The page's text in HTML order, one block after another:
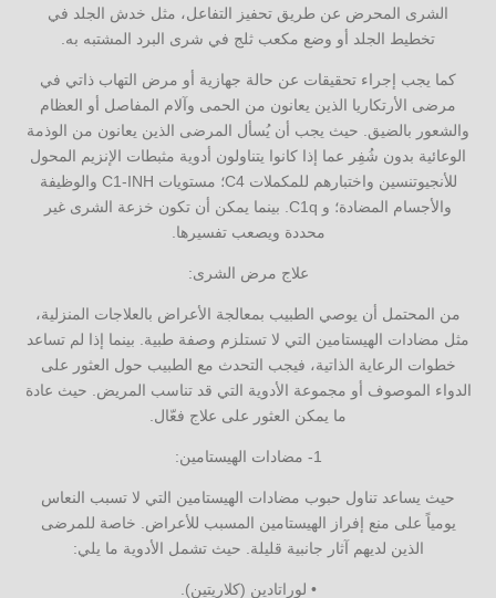
الشرى المحرض عن طريق تحفيز التفاعل، مثل خدش الجلد في
تخطيط الجلد أو وضع مكعب ثلج في شرى البرد المشتبه به.
كما يجب إجراء تحقيقات عن حالة جهازية أو مرض التهاب ذاتي في
مرضى الأرتكاريا الذين يعانون من الحمى وآلام المفاصل أو العظام
والشعور بالضيق. حيث يجب أن يُسأل المرضى الذين يعانون من الوذمة
الوعائية بدون شُفِر عما إذا كانوا يتناولون أدوية مثبطات الإنزيم المحول
للأنجيوتنسين واختبارهم للمكملات C4؛ مستويات C1-INH والوظيفة
والأجسام المضادة؛ و C1q. بينما يمكن أن تكون خزعة الشرى غير
محددة ويصعب تفسيرها.
علاج مرض الشرى:
من المحتمل أن يوصي الطبيب بمعالجة الأعراض بالعلاجات المنزلية،
مثل مضادات الهيستامين التي لا تستلزم وصفة طبية. بينما إذا لم تساعد
خطوات الرعاية الذاتية، فيجب التحدث مع الطبيب حول العثور على
الدواء الموصوف أو مجموعة الأدوية التي قد تناسب المريض. حيث عادة
ما يمكن العثور على علاج فعّال.
1- مضادات الهيستامين:
حيث يساعد تناول حبوب مضادات الهيستامين التي لا تسبب النعاس
يومياً على منع إفراز الهيستامين المسبب للأعراض. خاصة للمرضى
الذين لديهم آثار جانبية قليلة. حيث تشمل الأدوية ما يلي:
• لوراتادين (كلاريتين).